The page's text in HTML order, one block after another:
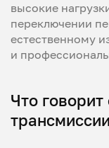
высокие
переключении
естественному
и
Что